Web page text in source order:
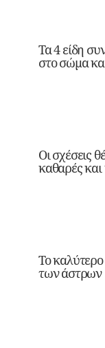
Τα 4 είδη
στο σώμα
Οι σχέσεις
καθαρές και
Το
των άστρων